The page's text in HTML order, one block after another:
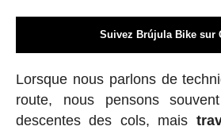
Suivez Brújula Bike sur
Lorsque nous parlons de
route, nous pensons
descentes des cols, mais